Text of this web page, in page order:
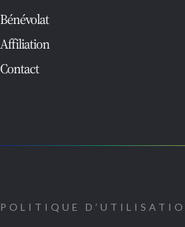
Bénévolat
Affiliation
Contact
POLITIQUE